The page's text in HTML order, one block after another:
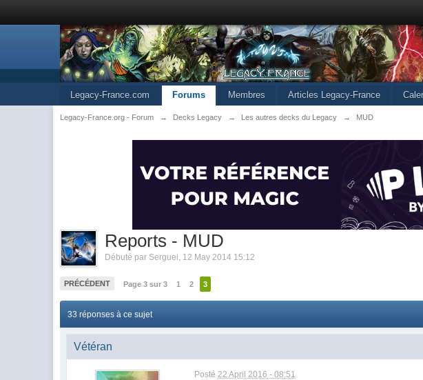
Legacy-France.com Forums Membres Articles Legacy-France
Legacy-France.org - Forum → Decks Legacy → Les autres decks du Legacy → MUD
Reports - MUD
Débuté par Serguei, 12 May 2014 15:12
PRÉCÉDENT Page 3 sur 3 1 2 3
33 réponses à ce sujet
Vétéran
Posté22 April 2016 - 08:51